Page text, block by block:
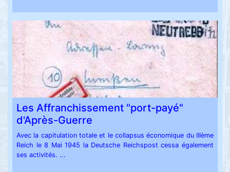
Les Affranchissement "port-payé"
d'Après-Guerre
Avec la capitulation totale et le collapsus économique du IIIème
Reich le 8 Mai 1945 la Deutsche Reichspost cessa également
ses activités. ...